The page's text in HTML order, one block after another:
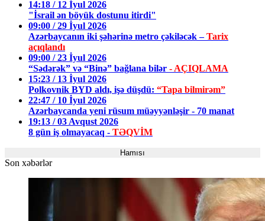
14:18 / 12 İyul 2026
"İsrail ən böyük dostunu itirdi"
09:00 / 29 İyul 2026
Azərbaycanın iki şəhərinə metro çəkiləcək –Tarix
açıqlandı
09:00 / 23 İyul 2026
“Sədərək” və “Binə” bağlana bilər - AÇIQLAMA
15:23 / 13 İyul 2026
Polkovnik BYD aldı, işə düşdü: “Tapa bilmirəm”
22:47 / 10 İyul 2026
Azərbaycanda yeni rüsum müəyyənləşir - 70 manat
19:13 / 03 Avqust 2026
8 gün iş olmayacaq - TƏQVİM
Hamısı
Son xəbərlər